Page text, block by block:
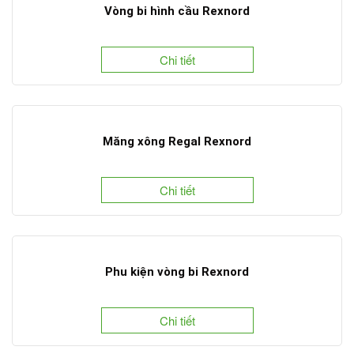
Vòng bi hình cầu Rexnord
Chi tiết
Măng xông Regal Rexnord
Chi tiết
Phu kiện vòng bi Rexnord
Chi tiết